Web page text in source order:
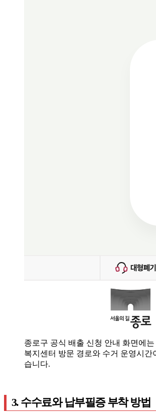
종로구 공식 배출 신청 안내 화면에는
복지센터 방문 경로와 수거 운영시간
습니다.
3. 수수료와 납부필증 부착 방법